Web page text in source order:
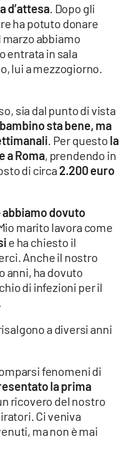
d’attesa . Dopo gli
ha potuto donare
marzo abbiamo
entrata in sala
lui a mezzogiorno.
sia dal punto di vista
sta bene, ma
. Per questo la
a Roma, prendendo in
di circa 2.200 euro
abbiamo dovuto
Mio marito lavora come
e ha chiesto il
Anche il nostro
anni, ha dovuto
di infezioni per il
a diversi anni
fenomeni di
la prima
ricovero del nostro
Ci veniva
ma non è mai